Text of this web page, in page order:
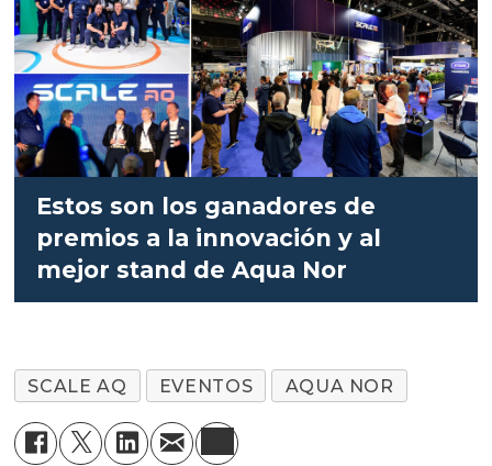
Estos son los ganadores de
premios a la innovación y al
mejor stand de Aqua Nor
SCALE AQ EVENTOS AQUA NOR